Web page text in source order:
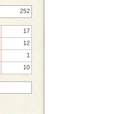
252
17
12
1
10